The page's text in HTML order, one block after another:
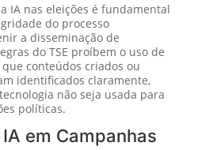
IA nas eleições é fundamental
do processo
a disseminação de
do TSE proíbem o uso de
conteúdos criados ou
identificados claramente,
não seja usada para
políticas.
em Campanhas